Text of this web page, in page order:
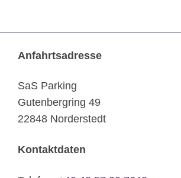
Anfahrtsadresse
SaS Parking
Gutenbergring 49
22848 Norderstedt
Kontaktdaten